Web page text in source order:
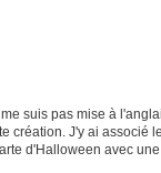
suis pas mise à
création. J'y ai associé
d'Halloween avec une